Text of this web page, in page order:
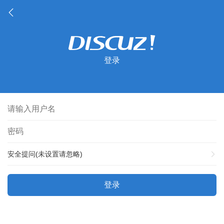
登录
安全提问(未设置请忽略)
登录